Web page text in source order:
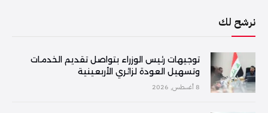
نرشح لك
توجيهات رئيس الوزراء بتواصل تقديم الخدمات
وتسهيل العودة لزائري الأربعينية
8 أغسطس, 2026